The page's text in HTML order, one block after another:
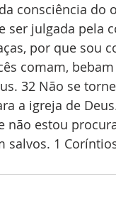
consciência do
julgada pela
por que sou
comam,
32 Não se
a igreja de
não estou
1